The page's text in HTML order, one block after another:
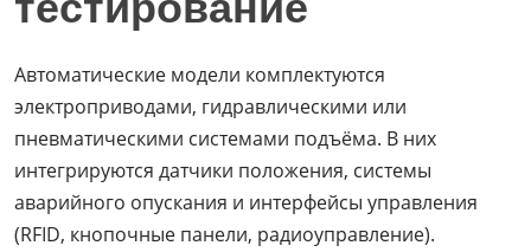
Автоматические модели комплектуются
электроприводами, гидравлическими или
пневматическими системами подъёма. В них
интегрируются датчики положения, системы
аварийного опускания и интерфейсы управления
(RFID, кнопочные панели, радиоуправление).